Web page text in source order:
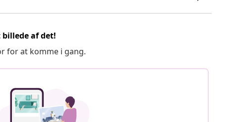
af det!
for at komme i gang.